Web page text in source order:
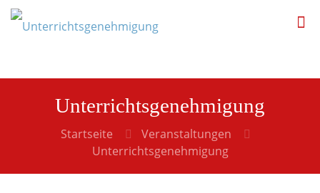
Unterrichtsgenehmigung
Startseite
Veranstaltungen
Unterrichtsgenehmigung